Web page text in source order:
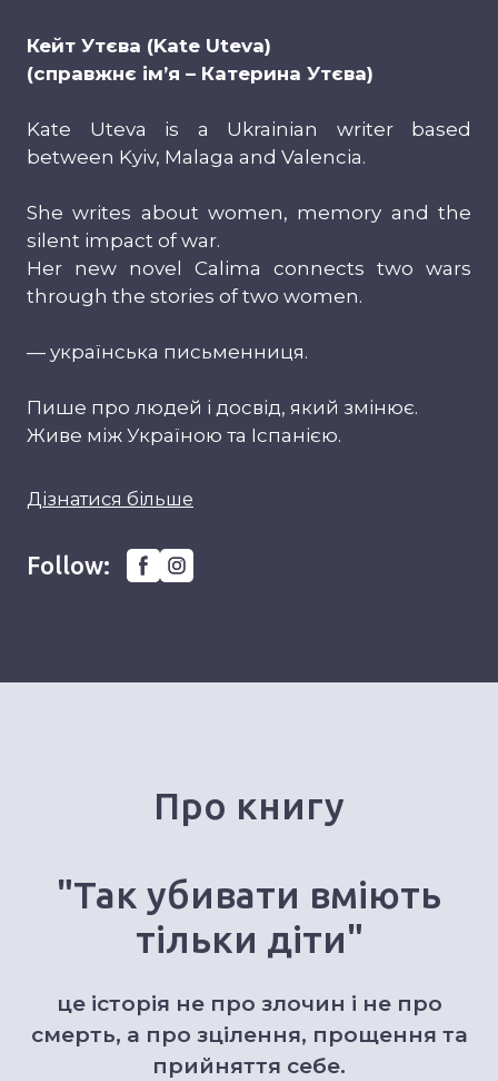
Кейт Утєва (Kate Uteva)
(справжнє ім’я – Катерина Утєва)
Kate Uteva is a Ukrainian writer based
between Kyiv, Malaga and Valencia.
She writes about women, memory and the
silent impact of war.
Her new novel Calima connects two wars
through the stories of two women.
— українська письменниця.
Пише про людей і досвід, який змінює.
Живе між Україною та Іспанією.
Дізнатися більше
Follow:
Про книгу
"Так убивати вміють
тільки діти"
це історія не про злочин і не про
смерть, а про зцілення, прощення та
прийняття себе.